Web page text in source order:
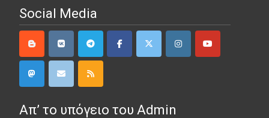
Social Media
Απ’ το υπόγειο του Admin